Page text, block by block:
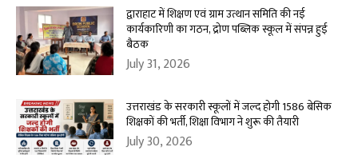
द्वाराहाट में शिक्षण एवं ग्राम उत्थान समिति की नई
कार्यकारिणी का गठन, द्रोण पब्लिक स्कूल में संपन्न हुई
बैठक
July 31, 2026
उत्तराखंड के सरकारी स्कूलों में जल्द होगी 1586 बेसिक
शिक्षकों की भर्ती, शिक्षा विभाग ने शुरू की तैयारी
July 30, 2026